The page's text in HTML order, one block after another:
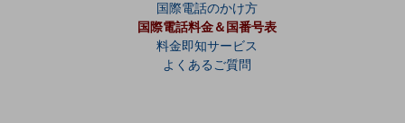
国際電話のかけ方
国際電話料金＆国番号表
料金即知サービス
よくあるご質問